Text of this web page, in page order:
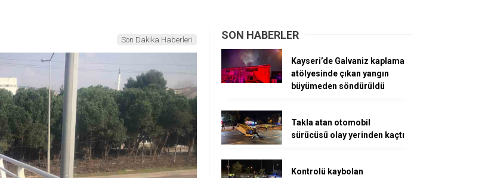
Son Dakika Haberleri SON HABERLER
Kayseri’de Galvaniz kaplama
atölyesinde çıkan yangın
büyümeden söndürüldü
Takla atan otomobil
sürücüsü olay yerinden kaçtı
Kontrolü kaybolan